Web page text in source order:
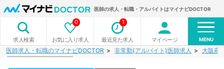
医師の求人・転職・アルバイトはマイナビDOCTOR
求人検索 お気に入り求人
0
最近見た求人
1
マイページ MENU
医師求人・転職のマイナビDOCTOR 非常勤(アルバイト)医師求人 大阪府